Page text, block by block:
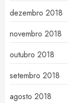
dezembro 2018
novembro 2018
outubro 2018
setembro 2018
agosto 2018